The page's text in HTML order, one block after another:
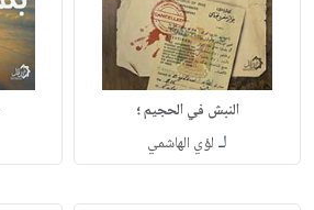
النبش في الحجيم ؛
لـ لؤي الهاشمي